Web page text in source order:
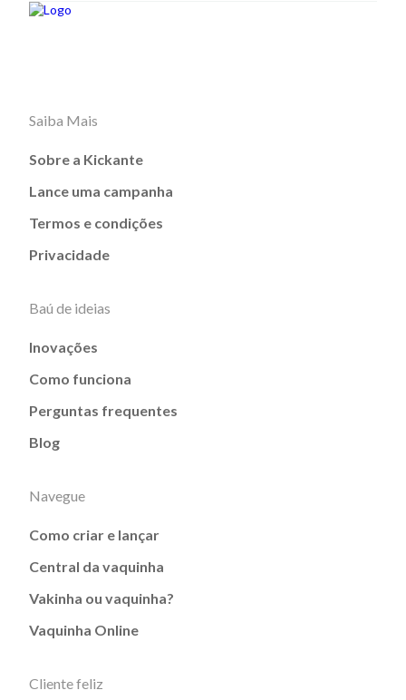
Saiba Mais
Sobre a Kickante
Lance uma campanha
Termos e condições
Privacidade
Baú de ideias
Inovações
Como funciona
Perguntas frequentes
Blog
Navegue
Como criar e lançar
Central da vaquinha
Vakinha ou vaquinha?
Vaquinha Online
Cliente feliz